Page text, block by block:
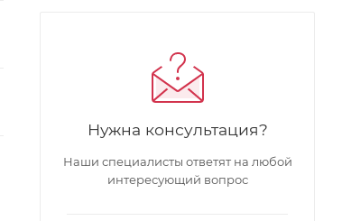
Нужна консультация?
Наши специалисты ответят на любой
интересующий вопрос